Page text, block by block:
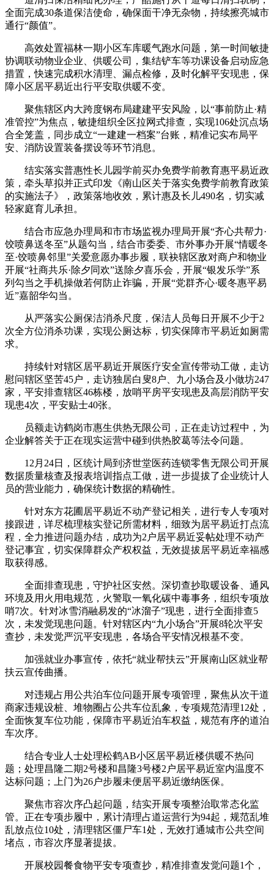
全面完成30条道保洁使命，确保面干净无杂物，持续擦亮城市
通行“颜值”。
高效处置福林一期小区车库暖气跑水问题，第一时间敏捷
协调联动物业企业、供暖公司，集结铲车等功课设备启动应急
措置，快速完成积水清理、漏点检修，及时化解平安现患，保
障小区居平易近出行平安取供暖不变。
聚焦辖区内大跨度钢布局建建平安风险，以“事前防止·精
准管控”为焦点，敏捷组织全区拉网式排查，实现106处沉点场
合全笼盖，同步成立“一建建一档案”台账，精准记实布局平
安、消防设置装备摆设等环节消息。
结实落实普惠性长儿园学前买办免费学前教育惠平易近政
策，牵头草拟并正式印发《南山区关于落实免费学前教育政策
的实施法子》，政策落地收效，累计惠及长儿490名，切实减
轻家庭育儿承担。
结合市应急办理局和市市场监视办理局开展“齐心共帮力·
饺喷鼻送冬至”从题勾当，结合市委委、市外事办开展“情暖冬
至·饺喷鼻邻里”关爱意愿办事步履，联袂辖区敌对商户和物业
开展“社商共乐·除夕同欢”送除夕喜乐会，开展“银发乐学”系
列勾当之手机操做若何防止诈骗，开展“党群齐心·暖冬惠平易
近”嘉韶华勾当。
从严落实公厕保洁消杀尺度，保洁人员每日开展不少于2
次全方位消杀功课，实现公厕达标，切实保障市平易近如厕需
求。
持续针对辖区居平易近开展医疗安全宣传带动工做，走访
慰问辖区坚苦45户，走访独居白叟8户、九小场合及小做坊247
家，平安排查辖区46栋楼，放哨平房平安现患及高层消防平安
现患4次，平安贴士40张。
员额走访鹤岗市惠生供热无限公司，正在走访过程中，为
企业解答关于正在现实运营中碰到供热胶葛等法令问题。
12月24日，区统计局到济世堂医药连锁零售无限公司开展
数据质量核查及报表培训指点工做，进一步提拔了企业统计人
员的营业能力，确保统计数据的精确性。
针对东方花圃居平易近不动产登记相关，进行专人专项对
接跟进，详尽梳理核实登记所需材料，细致为居平易近打点流
程，全力推进问题办结，成功为2户居平易近妥帖处理不动产
登记事宜，切实保障群众产权权益，无效提拔居平易近幸福感
取获得感。
全面排查现患，守护社区安然。深切查抄取暖设备、通风
环境及用火用电规范，火警取一氧化碳中毒事务，组织专项放
哨7次。针对冰雪消融易发的“冰溜子”现患，进行全面排查5
次，未发觉现患问题。针对辖区内“九小场合”开展8轮次平安
查抄，未发觉严沉平安现患，各场合平安情况根基不变。
加强就业办事宣传，依托“就业帮扶云”开展南山区就业帮
扶云宣传曲播。
对违规占用公共泊车位问题开展专项管理，聚焦从次干道
商家违规设桩、堆物圈占公共车位乱象，专项规范清理12处，
全面恢复车位功能，保障市平易近泊车权益，规范有序的道泊
车次序。
结合专业人士处理松鹤AB小区居平易近楼供暖不热问
题；处理昌隆二期2号楼和昌隆3号楼2户居平易近室内温度不
达标问题；上门为26户步履未便居平易近缴纳医保。
聚焦市容次序凸起问题，结实开展专项整治取常态化监
管。正在专项步履中，累计清理占道运营行为94起，规范乱堆
乱放点位10处，清理辖区僵尸车1处，无效打通城市公共空间
堵点，市容次序显著提拔。
开展校园餐食物平安专项查抄，精准排查发觉问题1个，